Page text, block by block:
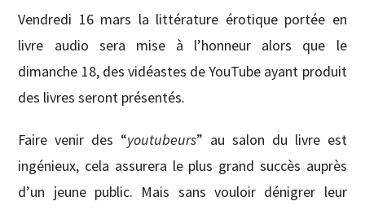
Vendredi 16 mars la littérature érotique portée en
livre audio sera mise à l’honneur alors que le
dimanche 18, des vidéastes de YouTube ayant produit
des livres seront présentés.
Faire venir des “youtubeurs” au salon du livre est
ingénieux, cela assurera le plus grand succès auprès
d’un jeune public. Mais sans vouloir dénigrer leur